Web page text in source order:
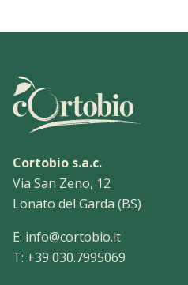
Cortobio s.a.c.
Via San Zeno, 12
Lonato del Garda (BS)
E: info@cortobio.it
T: +39 030.7995069